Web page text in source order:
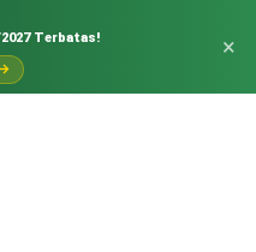
Terbatas!
×